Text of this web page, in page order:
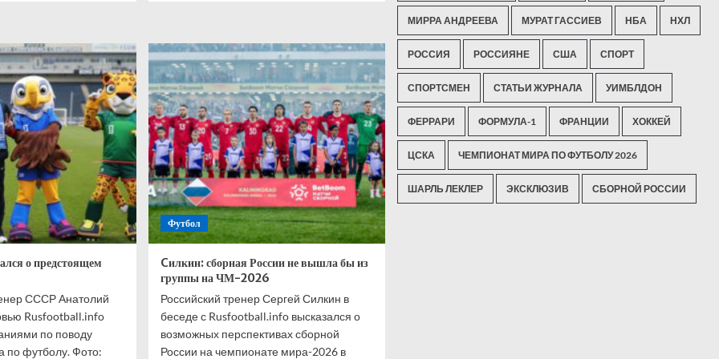
начался.
Мексика
разгромила
ЮАР
в
матче
с
тремя
удалениями
о предстоящем
СССР Анатолий
Rusfootball.info
по поводу
по футболу. Фото:
Футбол
Cилкин: сборная России не вышла бы из
группы на ЧМ-2026
Российский тренер Сергей Силкин в
беседе с Rusfootball.info высказался о
возможных перспективах сборной
России на чемпионате мира-2026 в
МИРРА АНДРЕЕВА МУРАТ ГАССИЕВ НБА НХЛ
РОССИЯ РОССИЯНЕ США СПОРТ
СПОРТСМЕН СТАТЬИ ЖУРНАЛА УИМБЛДОН
ФЕРРАРИ ФОРМУЛА-1 ФРАНЦИИ ХОККЕЙ
ЦСКА ЧЕМПИОНАТ МИРА ПО ФУТБОЛУ 2026
ШАРЛЬ ЛЕКЛЕР ЭКСКЛЮЗИВ СБОРНОЙ РОССИИ